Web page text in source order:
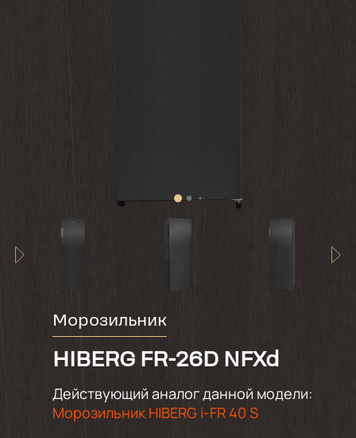
Морозильник
HIBERG FR-26D NFXd
Действующий аналог данной модели:
Морозильник HIBERG i-FR 40 S